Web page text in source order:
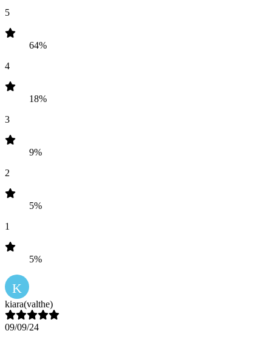
5
64%
4
18%
3
9%
2
5%
1
5%
K
kiara(valthe)
09/09/24